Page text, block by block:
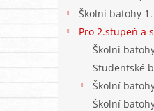
n
Školní batohy
Pro 2.stupeň a
Školní
Studentské
Školní
Školní